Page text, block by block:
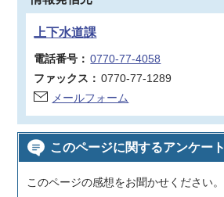
上下水道課
電話番号： 0770-77-4058
ファックス： 0770-77-1289
メールフォーム
このページに関するアンケート
このページの感想をお聞かせください。